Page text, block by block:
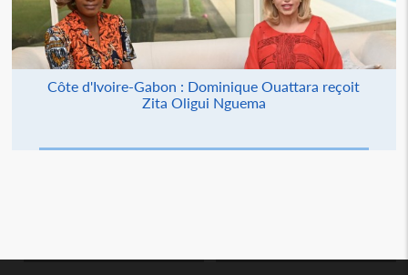
Côte d'Ivoire-Gabon : Dominique Ouattara reçoit
Zita Oligui Nguema